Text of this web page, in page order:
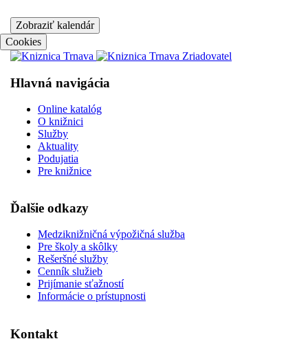
Zobraziť kalendár
Cookies
Hlavná navigácia
Online katalóg
O knižnici
Služby
Aktuality
Podujatia
Pre knižnice
Ďalšie odkazy
Medziknižničná výpožičná služba
Pre školy a skôlky
Rešeršné služby
Cenník služieb
Prijímanie sťažností
Informácie o prístupnosti
Kontakt